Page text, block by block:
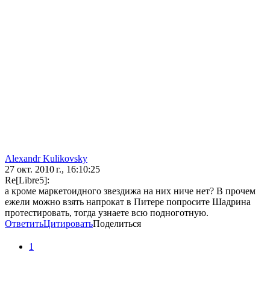
Alexandr Kulikovsky
27 окт. 2010 г., 16:10:25
Re[Libre5]:
а кроме маркетоидного звездижа на них ниче нет? В прочем
ежели можно взять напрокат в Питере попросите Шадрина
протестировать, тогда узнаете всю подноготную.
ОтветитьЦитироватьПоделиться
1